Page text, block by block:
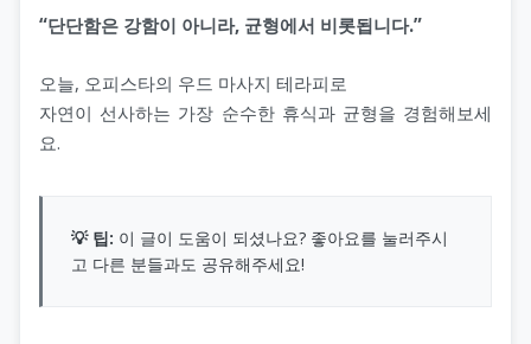
“단단함은 강함이 아니라, 균형에서 비롯됩니다.”
오늘, 오피스타의 우드 마사지 테라피로
자연이 선사하는 가장 순수한 휴식과 균형을 경험해보세
요.
💡 팁: 이 글이 도움이 되셨나요? 좋아요를 눌러주시
고 다른 분들과도 공유해주세요!